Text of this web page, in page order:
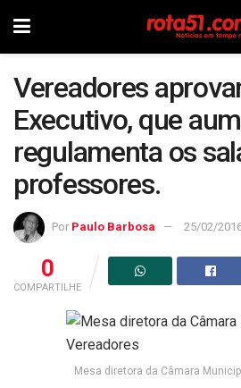
Vereadores
Executivo, que
regulamenta os
professores.
Por Paulo Barbosa 25/02/
0
COMPARTILHE
Mesa diretora da Câmara